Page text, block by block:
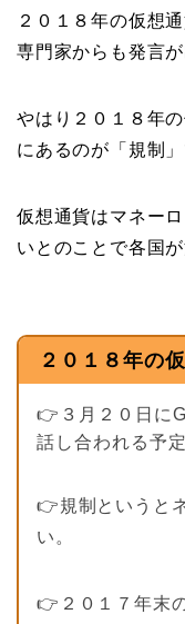
２０１８年の仮想
専門家からも発言が
やはり２０１８年
にあるのが「規制
仮想通貨はマネー
いとのことで各国
２０１８年の
👉３月２０日に
話し合われる予定
👉規制というと
い。
👉２０１７年末